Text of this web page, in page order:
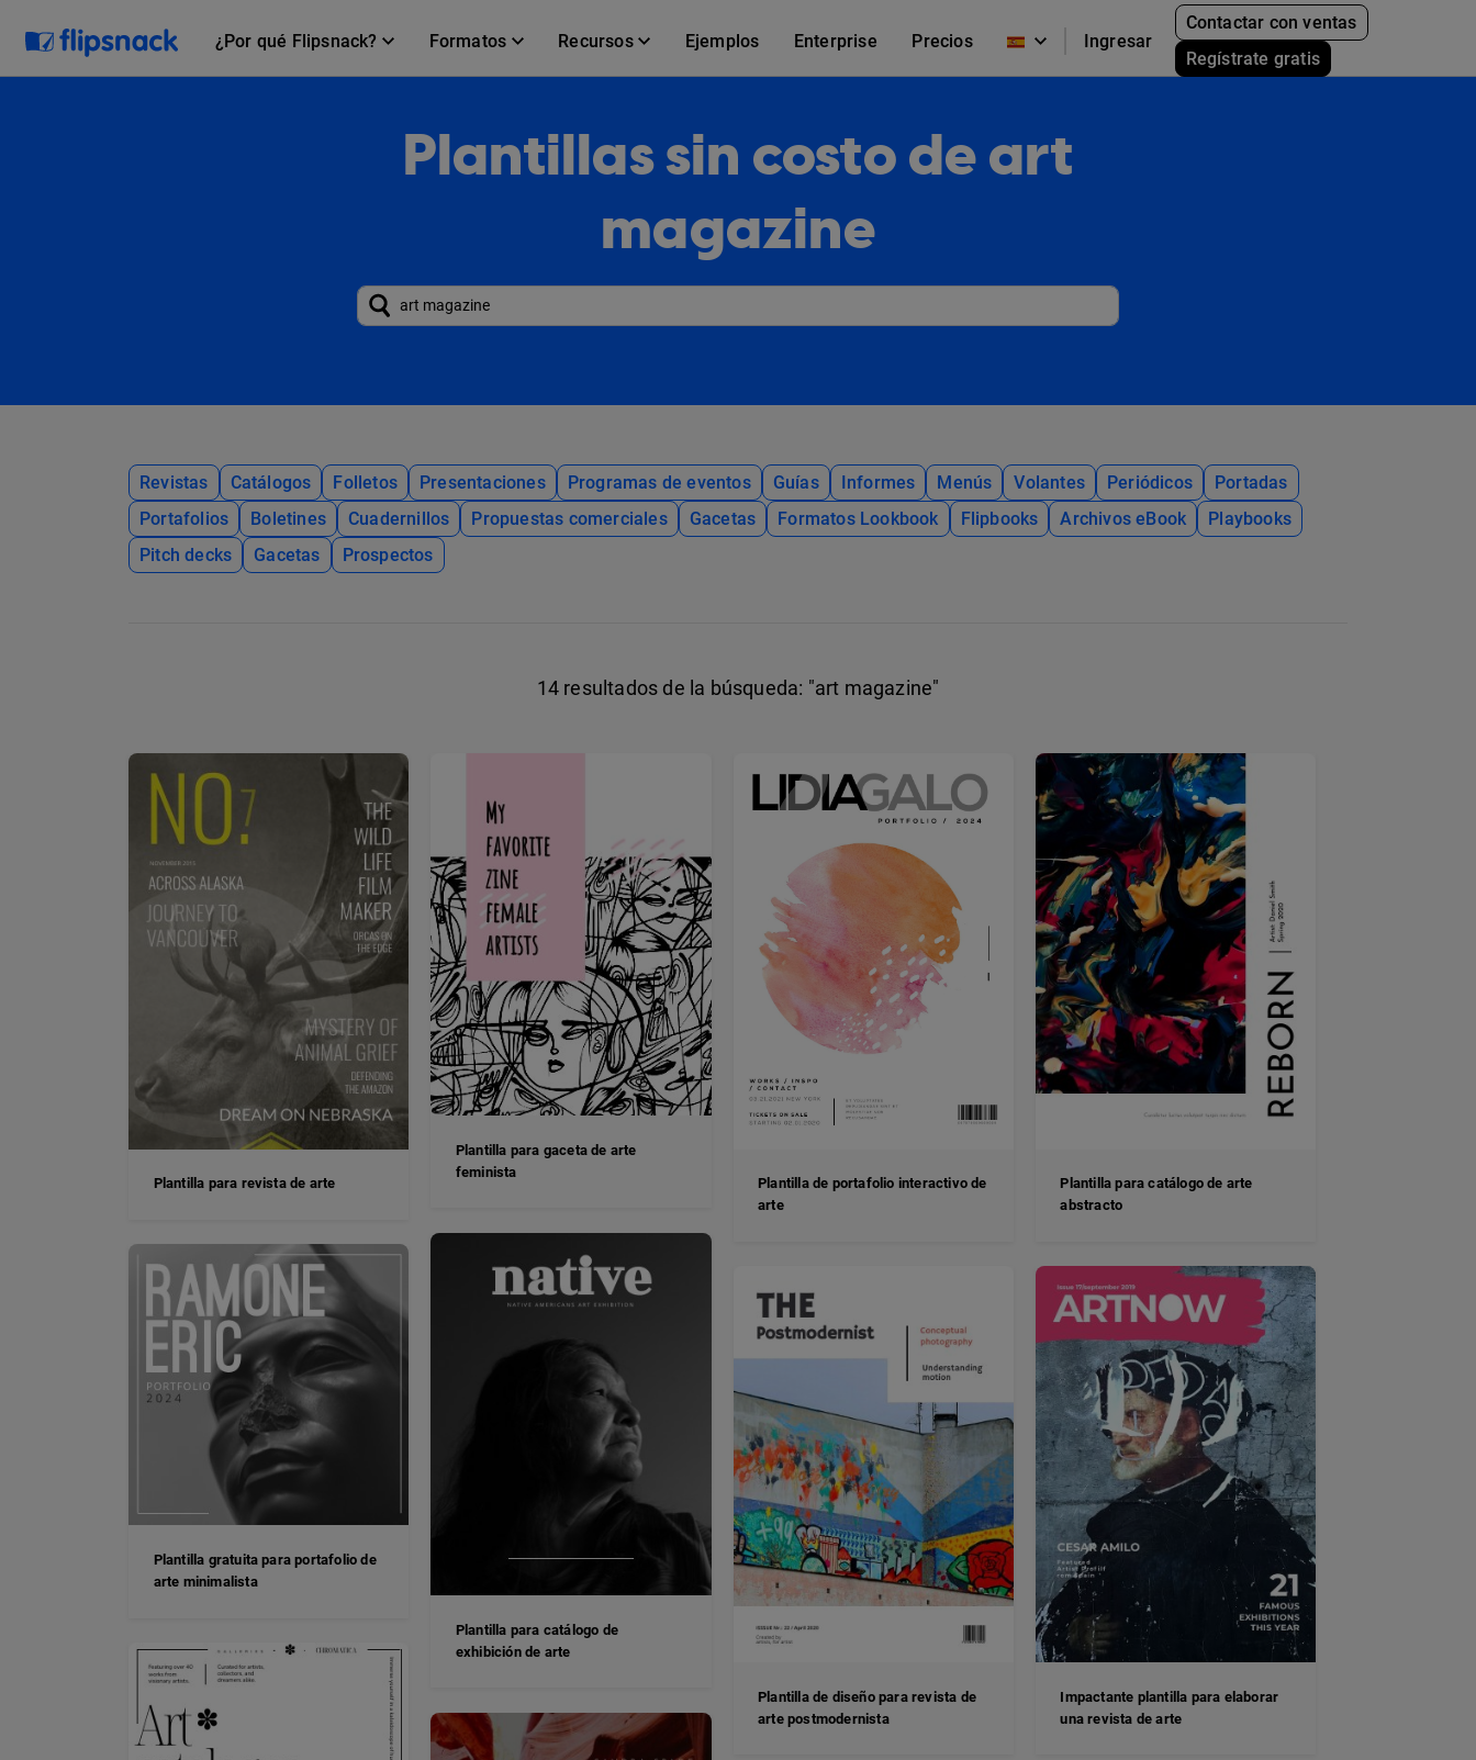
¿Por qué Flipsnack? Formatos Recursos Ejemplos Enterprise Precios Ingresar
Contactar con ventas
Regístrate gratis
Plantillas sin costo de art
magazine
Revistas Catálogos Folletos Presentaciones Programas de eventos Guías Informes Menús Volantes Periódicos
Portadas
Portafolios
Boletines Cuadernillos Propuestas comerciales Gacetas Formatos Lookbook Flipbooks Archivos eBook
Playbooks
Pitch decks
Gacetas Prospectos
14 resultados de la búsqueda: "art magazine"
Plantilla para revista de arte
Plantilla para gaceta de arte
feminista
Plantilla de portafolio interactivo de
arte
Plantilla para catálogo de arte
abstracto
Plantilla para catálogo de
exhibición de arte
Plantilla gratuita para portafolio de
arte minimalista
Plantilla de diseño para revista de
arte postmodernista
Impactante plantilla para elaborar
una revista de arte